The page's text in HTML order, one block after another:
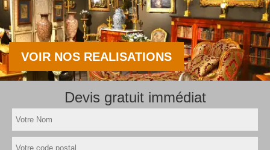
VOIR NOS REALISATIONS
Devis gratuit immédiat